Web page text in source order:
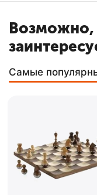
Возможно,
Самые